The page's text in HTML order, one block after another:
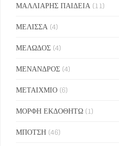
ΜΑΛΛΙΑΡΗΣ ΠΑΙΔΕΙΑ (11)
ΜΕΛΙΣΣΑ (4)
ΜΕΛΩΔΟΣ (4)
ΜΕΝΑΝΔΡΟΣ (4)
ΜΕΤΑΙΧΜΙΟ (6)
ΜΟΡΦΗ ΕΚΔΟΘΗΤΩ (1)
ΜΠΟΤΣΗ (46)